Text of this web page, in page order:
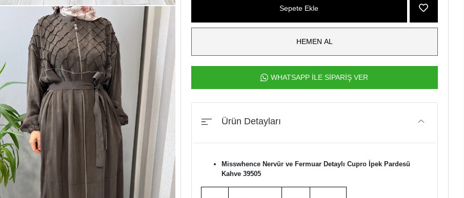
Sepete Ekle
HEMEN AL
WHATSAPP İLE SİPARİŞ VER
Ürün Detayları
Misswhence Nervür ve Fermuar Detaylı Cupro İpek Pardesü
Kahve 39505